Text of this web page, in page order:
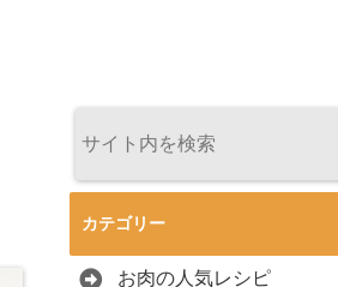
カテゴリー
お肉の人気レシピ